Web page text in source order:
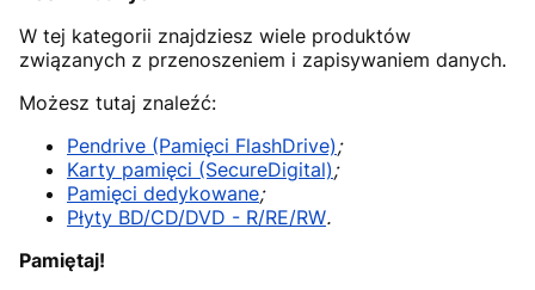
W tej kategorii znajdziesz wiele produktów
związanych z przenoszeniem i zapisywaniem danych.
Możesz tutaj znaleźć:
Pendrive (Pamięci FlashDrive);
Karty pamięci (SecureDigital);
Pamięci dedykowane;
Płyty BD/CD/DVD - R/RE/RW.
Pamiętaj!